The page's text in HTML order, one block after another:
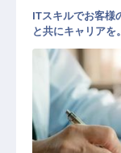
ITスキルでお客様
と共にキャリアを。